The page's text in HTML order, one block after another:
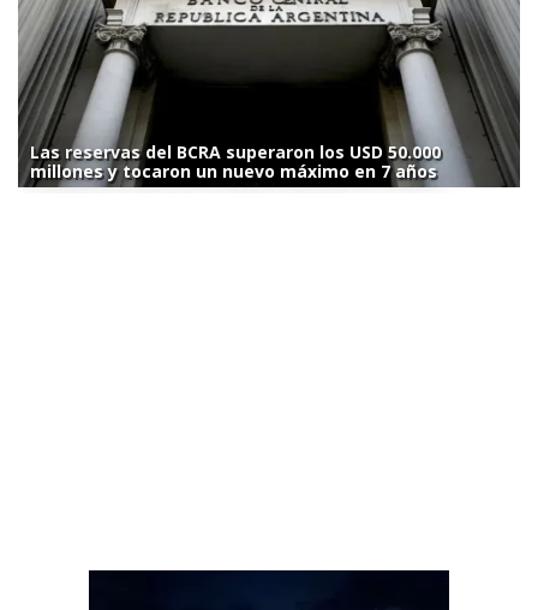
Las reservas del BCRA superaron los USD 50.000
millones y tocaron un nuevo máximo en 7 años